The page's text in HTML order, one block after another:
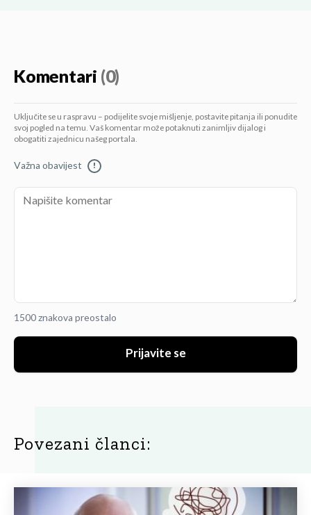
Komentari (0)
Uključite se u raspravu – podijelite svoje mišljenje, postavite pitanja ili ponudite
svoj pogled na temu. Vaš komentar može potaknuti zanimljiv dijalog i
obogatiti zajednicu našeg portala.
Važna obavijest !
1500 znakova preostalo
Prijavite se
Povezani članci: